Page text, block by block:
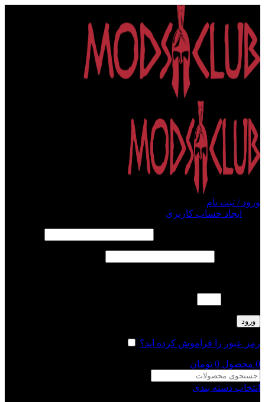
ورود / ثبت نام
ایجاد حساب کاربری
ورود
رمز عبور را فراموش کرده اید؟
0 محصول 0 تومان
انتخاب دسته بندی